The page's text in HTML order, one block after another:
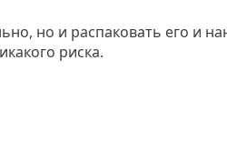
но и распаковать его и
риска.